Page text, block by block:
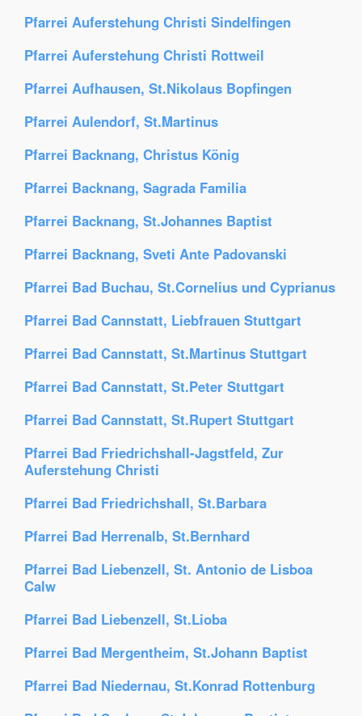
Pfarrei Auferstehung Christi Sindelfingen
Pfarrei Auferstehung Christi Rottweil
Pfarrei Aufhausen, St.Nikolaus Bopfingen
Pfarrei Aulendorf, St.Martinus
Pfarrei Backnang, Christus König
Pfarrei Backnang, Sagrada Familia
Pfarrei Backnang, St.Johannes Baptist
Pfarrei Backnang, Sveti Ante Padovanski
Pfarrei Bad Buchau, St.Cornelius und Cyprianus
Pfarrei Bad Cannstatt, Liebfrauen Stuttgart
Pfarrei Bad Cannstatt, St.Martinus Stuttgart
Pfarrei Bad Cannstatt, St.Peter Stuttgart
Pfarrei Bad Cannstatt, St.Rupert Stuttgart
Pfarrei Bad Friedrichshall-Jagstfeld, Zur
Auferstehung Christi
Pfarrei Bad Friedrichshall, St.Barbara
Pfarrei Bad Herrenalb, St.Bernhard
Pfarrei Bad Liebenzell, St. Antonio de Lisboa
Calw
Pfarrei Bad Liebenzell, St.Lioba
Pfarrei Bad Mergentheim, St.Johann Baptist
Pfarrei Bad Niedernau, St.Konrad Rottenburg